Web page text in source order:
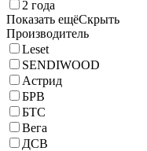
2 года
Показать ещёСкрыть
Производитель
Leset
SENDIWOOD
Астрид
БРВ
БТС
Вега
ДСВ